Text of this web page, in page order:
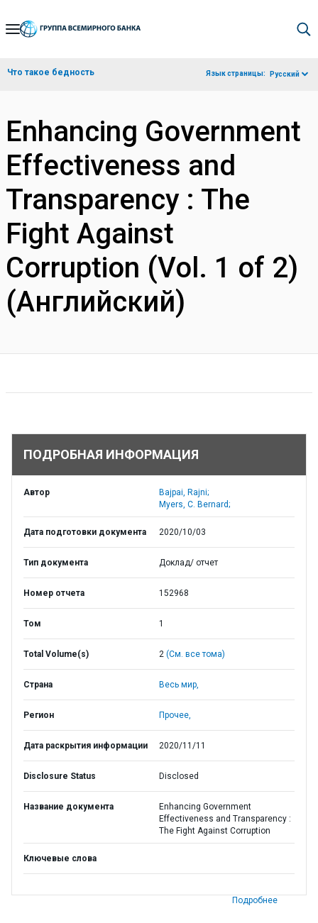
Skip
Navigation
Что такое бедность Язык страницы: Русский
Enhancing Government
Effectiveness and
Transparency : The
Fight Against
Corruption (Vol. 1 of 2)
(Английский)
ПОДРОБНАЯ ИНФОРМАЦИЯ
Автор
Bajpai, Rajni;
Myers, C. Bernard;
Дата подготовки документа 2020/10/03
Тип документа Доклад/ отчет
Номер отчета 152968
Том 1
Total Volume(s) 2 (См. все тома)
Страна Весь мир,
Регион Прочее,
Дата раскрытия информации 2020/11/11
Disclosure Status Disclosed
Название документа
Enhancing Government
Effectiveness and Transparency :
The Fight Against Corruption
Ключевые слова
Подробнее